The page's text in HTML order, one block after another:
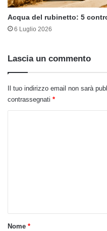
Acqua del rubinetto: 5
6 Luglio 2026
Lascia un commento
Il tuo indirizzo email non sarà
contrassegnati *
oNome *